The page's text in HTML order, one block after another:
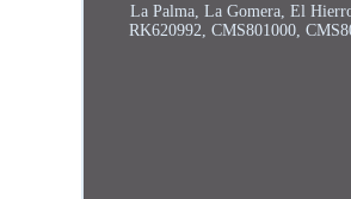
La Palma, La Gomera, El
RK620992, CMS801000,